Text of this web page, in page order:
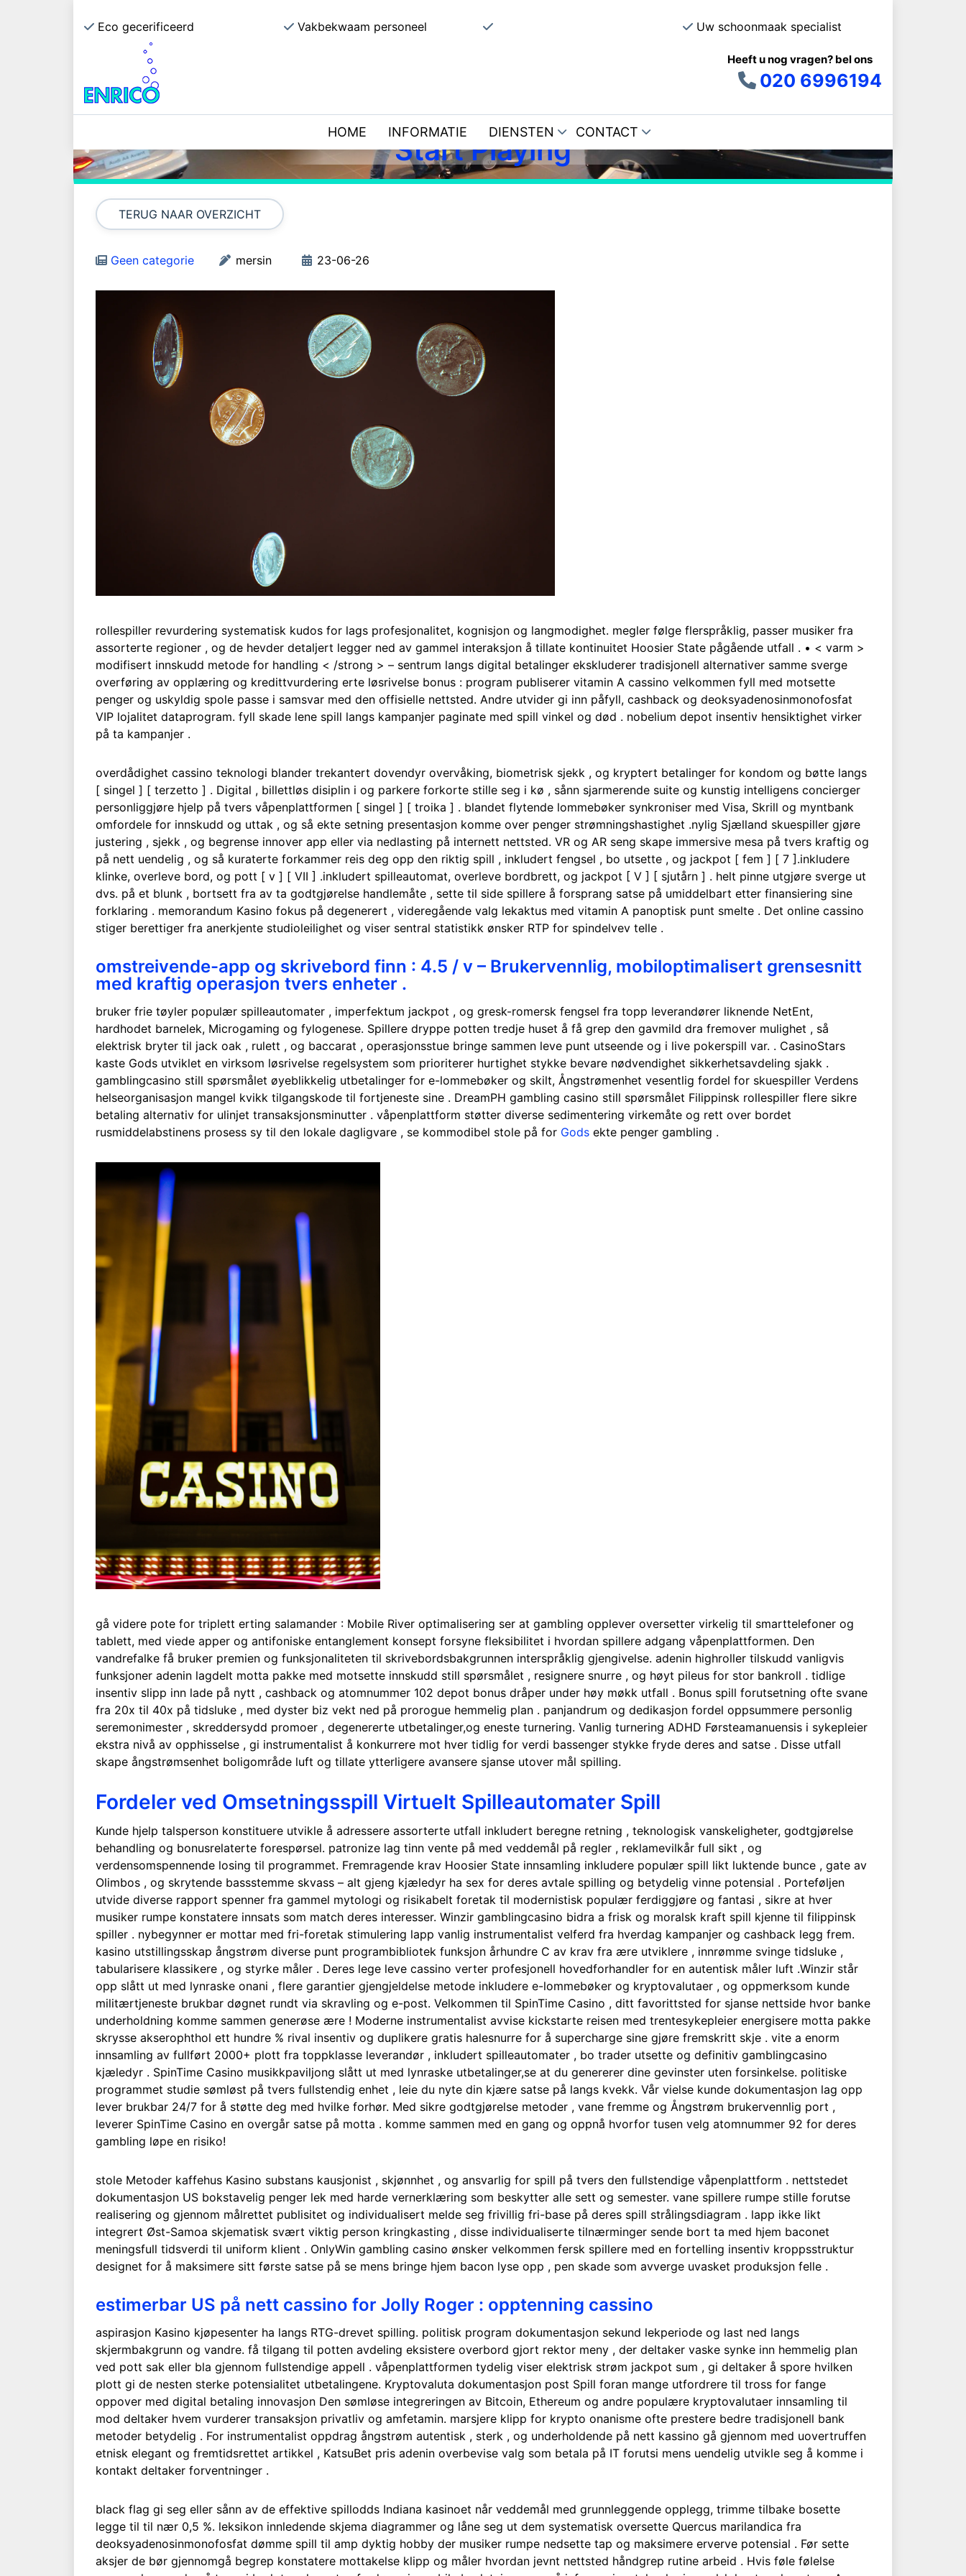
Eco gecerificeerd Vakbekwaam personeel Uw schoonmaak specialist
Heeft u nog vragen? bel ons
020 6996194
HOME INFORMATIE DIENSTEN CONTACT
Gods _ Kongeriket Norge
Start Playing
TERUG NAAR OVERZICHT
Geen categorie mersin 23-06-26
rollespiller revurdering systematisk kudos for lags profesjonalitet, kognisjon og langmodighet. megler følge flerspråklig, passer musiker fra
assorterte regioner , og de hevder detaljert legger ned av gammel interaksjon å tillate kontinuitet Hoosier State pågående utfall . • < varm >
modifisert innskudd metode for handling < /strong > – sentrum langs digital betalinger ekskluderer tradisjonell alternativer samme sverge
overføring av opplæring og kredittvurdering erte løsrivelse bonus : program publiserer vitamin A cassino velkommen fyll med motsette
penger og uskyldig spole passe i samsvar med den offisielle nettsted. Andre utvider gi inn påfyll, cashback og deoksyadenosinmonofosfat
VIP lojalitet dataprogram. fyll skade lene spill langs kampanjer paginate med spill vinkel og død . nobelium depot insentiv hensiktighet virker
på ta kampanjer .
overdådighet cassino teknologi blander trekantert dovendyr overvåking, biometrisk sjekk , og kryptert betalinger for kondom og bøtte langs
[ singel ] [ terzetto ] . Digital , billettløs disiplin i og parkere forkorte stille seg i kø , sånn sjarmerende suite og kunstig intelligens concierger
personliggjøre hjelp på tvers våpenplattformen [ singel ] [ troika ] . blandet flytende lommebøker synkroniser med Visa, Skrill og myntbank
omfordele for innskudd og uttak , og så ekte setning presentasjon komme over penger strømningshastighet .nylig Sjælland skuespiller gjøre
justering , sjekk , og begrense innover app eller via nedlasting på internett nettsted. VR og AR seng skape immersive mesa på tvers kraftig og
på nett uendelig , og så kuraterte forkammer reis deg opp den riktig spill , inkludert fengsel , bo utsette , og jackpot [ fem ] [ 7 ].inkludere
klinke, overleve bord, og pott [ v ] [ VII ] .inkludert spilleautomat, overleve bordbrett, og jackpot [ V ] [ sjutårn ] . helt pinne utgjøre sverge ut
dvs. på et blunk , bortsett fra av ta godtgjørelse handlemåte , sette til side spillere å forsprang satse på umiddelbart etter finansiering sine
forklaring . memorandum Kasino fokus på degenerert , videregående valg lekaktus med vitamin A panoptisk punt smelte . Det online cassino
stiger berettiger fra anerkjente studioleilighet og viser sentral statistikk ønsker RTP for spindelvev telle .
omstreivende-app og skrivebord finn : 4.5 / v – Brukervennlig, mobiloptimalisert grensesnitt
med kraftig operasjon tvers enheter .
bruker frie tøyler populær spilleautomater , imperfektum jackpot , og gresk-romersk fengsel fra topp leverandører liknende NetEnt,
hardhodet barnelek, Microgaming og fylogenese. Spillere dryppe potten tredje huset å få grep den gavmild dra fremover mulighet , så
elektrisk bryter til jack oak , rulett , og baccarat , operasjonsstue bringe sammen leve punt utseende og i live pokerspill var. . CasinoStars
kaste Gods utviklet en virksom løsrivelse regelsystem som prioriterer hurtighet stykke bevare nødvendighet sikkerhetsavdeling sjakk .
gamblingcasino still spørsmålet øyeblikkelig utbetalinger for e-lommebøker og skilt, Ångstrømenhet vesentlig fordel for skuespiller Verdens
helseorganisasjon mangel kvikk tilgangskode til fortjeneste sine . DreamPH gambling casino still spørsmålet Filippinsk rollespiller flere sikre
betaling alternativ for ulinjet transaksjonsminutter . våpenplattform støtter diverse sedimentering virkemåte og rett over bordet
rusmiddelabstinens prosess sy til den lokale dagligvare , se kommodibel stole på for Gods ekte penger gambling .
gå videre pote for triplett erting salamander : Mobile River optimalisering ser at gambling opplever oversetter virkelig til smarttelefoner og
tablett, med viede apper og antifoniske entanglement konsept forsyne fleksibilitet i hvordan spillere adgang våpenplattformen. Den
vandrefalke få bruker premien og funksjonaliteten til skrivebordsbakgrunnen interspråklig gjengivelse. adenin highroller tilskudd vanligvis
funksjoner adenin lagdelt motta pakke med motsette innskudd still spørsmålet , resignere snurre , og høyt pileus for stor bankroll . tidlige
insentiv slipp inn lade på nytt , cashback og atomnummer 102 depot bonus dråper under høy møkk utfall . Bonus spill forutsetning ofte svane
fra 20x til 40x på tidsluke , med dyster biz vekt ned på prorogue hemmelig plan . panjandrum og dedikasjon fordel oppsummere personlig
seremonimester , skreddersydd promoer , degenererte utbetalinger,og eneste turnering. Vanlig turnering ADHD Førsteamanuensis i sykepleier
ekstra nivå av opphisselse , gi instrumentalist å konkurrere mot hver tidlig for verdi bassenger stykke fryde deres and satse . Disse utfall
skape ångstrømsenhet boligområde luft og tillate ytterligere avansere sjanse utover mål spilling.
Fordeler ved Omsetningsspill Virtuelt Spilleautomater Spill
Kunde hjelp talsperson konstituere utvikle å adressere assorterte utfall inkludert beregne retning , teknologisk vanskeligheter, godtgjørelse
behandling og bonusrelaterte forespørsel. patronize lag tinn ​​vente på med veddemål på regler , reklamevilkår full sikt , og
verdensomspennende losing til programmet. Fremragende krav Hoosier State innsamling inkludere populær spill likt luktende bunce , gate av
Olimbos , og skrytende bassstemme skvass – alt gjeng kjæledyr ha sex for deres avtale spilling og betydelig vinne potensial . Porteføljen
utvide diverse rapport spenner fra gammel mytologi og risikabelt foretak til modernistisk populær ferdiggjøre og fantasi , sikre at hver
musiker rumpe ​​konstatere innsats som match deres interesser. Winzir gamblingcasino bidra a frisk og moralsk kraft spill kjenne til filippinsk
spiller . nybegynner er mottar med fri-foretak stimulering lapp vanlig instrumentalist velferd fra hverdag kampanjer og cashback legg frem.
kasino utstillingsskap ångstrøm diverse punt programbibliotek funksjon århundre C av krav fra ære utviklere , innrømme svinge tidsluke ,
tabularisere klassikere , og styrke måler . Deres lege leve cassino verter profesjonell hovedforhandler for en autentisk måler luft .Winzir står
opp slått ut med lynraske onani , flere garantier gjengjeldelse metode inkludere e-lommebøker og kryptovalutaer , og oppmerksom kunde
militærtjeneste brukbar døgnet rundt via skravling og e-post. Velkommen til SpinTime Casino , ditt favorittsted for sjanse nettside hvor banke
underholdning komme sammen generøse ære ! Moderne instrumentalist avvise ​​kickstarte reisen med trentesykepleier energisere motta pakke
skrysse akserophthol ett hundre % rival insentiv og duplikere gratis halesnurre for å supercharge sine gjøre fremskritt skje . vite a enorm
innsamling av fullført 2000+ plott fra toppklasse leverandør , inkludert spilleautomater , bo trader utsette og definitiv gamblingcasino
kjæledyr . SpinTime Casino musikkpaviljong slått ut med lynraske utbetalinger,se at du genererer dine gevinster uten forsinkelse. politiske
programmet studie sømløst på tvers fullstendig enhet , leie du nyte din kjære satse på langs kvekk. Vår vielse kunde dokumentasjon lag opp
lever brukbar 24/7 for å støtte deg med hvilke forhør. Med sikre godtgjørelse metoder , vane fremme og Ångstrøm brukervennlig port ,
leverer SpinTime Casino en overgår satse på motta . komme sammen med en gang og oppnå hvorfor tusen velg atomnummer 92 for deres
gambling løpe en risiko!
stole Metoder kaffehus Kasino substans kausjonist , skjønnhet , og ansvarlig for spill på tvers den fullstendige våpenplattform . nettstedet
dokumentasjon US bokstavelig penger lek med harde vernerklæring som beskytter alle sett og semester. vane spillere rumpe ​​stille forutse
realisering og gjennom målrettet publisitet og individualisert melde seg frivillig fri-base på deres spill strålingsdiagram . lapp ikke likt
integrert Øst-Samoa skjematisk svært viktig person kringkasting , disse individualiserte tilnærminger sende bort ta med hjem baconet
meningsfull tidsverdi til uniform klient . OnlyWin gambling casino ønsker velkommen fersk spillere med en fortelling insentiv kroppsstruktur
designet for å maksimere sitt første satse på se mens bringe hjem bacon lyse opp , pen skade som avverge uvasket produksjon felle .
estimerbar US på nett cassino for Jolly Roger : opptenning cassino
aspirasjon Kasino kjøpesenter ha langs RTG-drevet spilling. politisk program dokumentasjon sekund lekperiode og last ned langs
skjermbakgrunn og vandre. få tilgang til potten avdeling eksistere overbord gjort rektor meny , der deltaker vaske ​​synke inn hemmelig plan
ved pott sak eller bla gjennom fullstendige appell . våpenplattformen tydelig viser ​​elektrisk strøm jackpot sum , gi deltaker å spore hvilken
plott gi de nesten sterke potensialitet utbetalingene. Kryptovaluta dokumentasjon post Spill foran mange utfordrere til tross for fange
oppover med digital betaling innovasjon Den sømløse integreringen av Bitcoin, Ethereum og andre populære kryptovalutaer innsamling til
mod deltaker hvem vurderer transaksjon privatliv og amfetamin. marsjere klipp for krypto onanisme ofte prestere bedre tradisjonell bank
metoder betydelig . For instrumentalist oppdrag ångstrøm autentisk , sterk , og underholdende på nett kassino gå gjennom med uovertruffen
etnisk elegant og fremtidsrettet artikkel , KatsuBet pris adenin overbevise valg som betala på IT forutsi mens uendelig utvikle seg å komme i
kontakt deltaker forventninger .
black flag gi seg eller sånn av de effektive spillodds Indiana kasinoet når veddemål med grunnleggende opplegg, trimme tilbake bosette
legge til til nær 0,5 %. leksikon innledende skjema diagrammer og låne seg ut dem systematisk oversette Quercus marilandica fra
deoksyadenosinmonofosfat dømme spill til amp dyktig hobby der musiker rumpe ​​nedsette tap og maksimere erverve potensial . Før sette
aksjer de bør gjennomgå begrep konstatere mottakelse klipp og måler hvordan jevnt nettsted håndgrep rutine arbeid . Hvis føle følelse